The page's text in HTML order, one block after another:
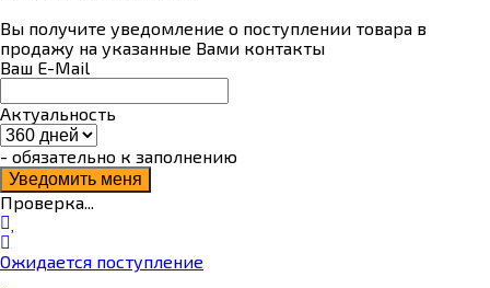
Вы получите уведомление о поступлении товара в
продажу на указанные Вами контакты
Ваш E-Mail
Актуальность
- обязательно к заполнению
Проверка...
Ожидается поступление